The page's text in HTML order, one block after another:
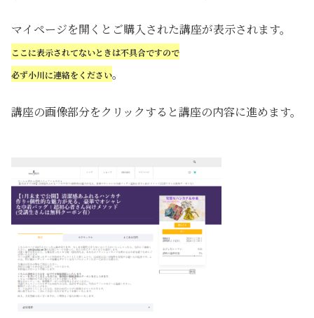
マイページを開くとご購入された講座が表示されます。
ここに表示されてないときは不具合ですので
必ず小川に連絡をください。
講座の画像部分をクリックすると講座の内容に進めます。